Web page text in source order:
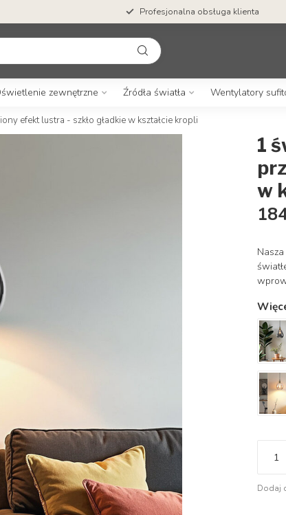
Profesjonalna obsługa klienta
zewnętrzne Źródła światła Wentylatory
efekt lustra - szkło gładkie w kształcie kropli
1
w
Dodaj